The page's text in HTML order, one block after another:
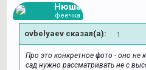
Нюша
феечка
ovbelyaev сказал(а): ↑
Про это конкретное фото - оно не
сад нужно рассматривать не с